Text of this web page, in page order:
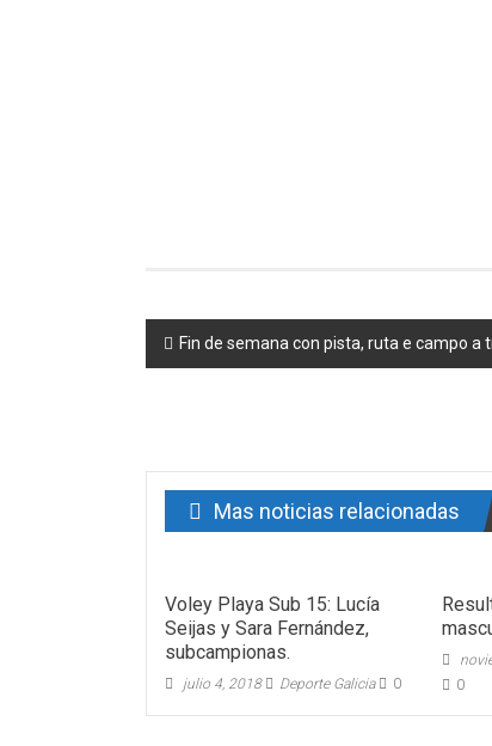
Post navigation
Fin de semana con pista, ruta e campo a
Mas noticias relacionadas
Voley Playa Sub 15: Lucía
Seijas y Sara Fernández,
subcampionas.
julio 4, 2018 Deporte Galicia 0
0